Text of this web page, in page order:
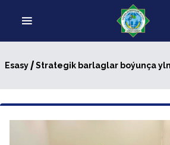
Esasy/Strategik barlaglar boýunça